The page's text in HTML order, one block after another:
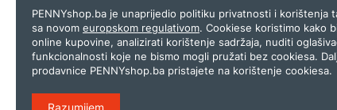
Copyright © 2026.Penny plus d.o.o. Sarajevo.Dizajn i
PENNYshop.ba je unaprijedio politiku privatnosti i korištenja
sa novom europskom regulativom. Cookiese koristimo kako
online kupovine, analizirati korištenje sadržaja, nuditi
funkcionalnosti koje ne bismo mogli pružati bez cookiesa.
prodavnice PENNYshop.ba pristajete na korištenje cookiesa.
Razumijem